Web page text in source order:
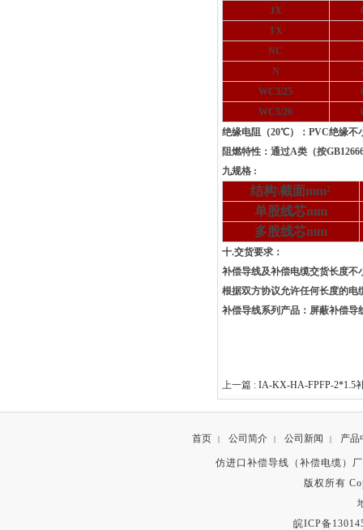
JX
TX
NC
N
WC3/25
WC5/26
绝缘电阻（20℃）：PVC绝缘不
阻燃特性：通过A类（按
九规格 :
结构\截面mm²
单股线芯mm
多股线芯mm
十.交货要求：
补偿导线及补偿电缆交货长度不
根据双方协议允许任何长度的电
补偿导线系列产品：屏蔽补偿导
上一篇 : IA-KX-HA-FPFP-2*1.5
首页 | 公司简介 | 公司新闻 | 产品
仿进口补偿导线（补偿电缆）
版权所有
皖ICP备